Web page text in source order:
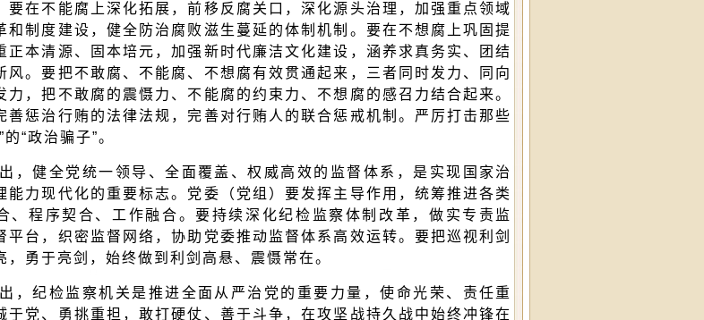
要在不能腐上深化拓展，前移反腐关口，深化源头治理，加强重点领域
和制度建设，健全防治腐败滋生蔓延的体制机制。要在不想腐上巩固提
正本清源、固本培元，加强新时代廉洁文化建设，涵养求真务实、团结
风。要把不敢腐、不能腐、不想腐有效贯通起来，三者同时发力、同向
力，把不敢腐的震慑力、不能腐的约束力、不想腐的感召力结合起来。
善惩治行贿的法律法规，完善对行贿人的联合惩戒机制。严厉打击那些
“政治骗子”。
，健全党统一领导、全面覆盖、权威高效的监督体系，是实现国家治
能力现代化的重要标志。党委（党组）要发挥主导作用，统筹推进各类
、程序契合、工作融合。要持续深化纪检监察体制改革，做实专责监
平台，织密监督网络，协助党委推动监督体系高效运转。要把巡视利剑
，勇于亮剑，始终做到利剑高悬、震慑常在。
，纪检监察机关是推进全面从严治党的重要力量，使命光荣、责任重
于党、勇挑重担，敢打硬仗、善于斗争，在攻坚战持久战中始终冲锋在